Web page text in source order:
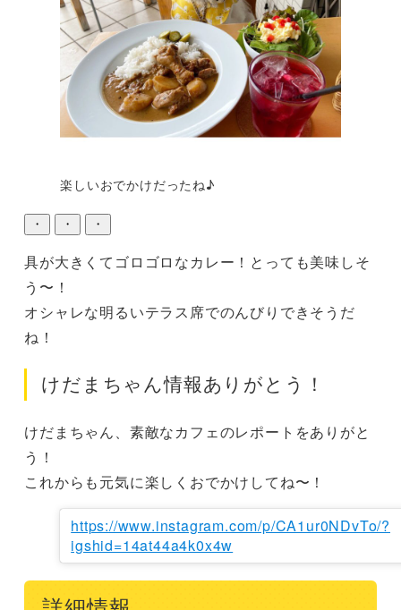
楽しいおでかけだったね♪
・ ・ ・
具が大きくてゴロゴロなカレー！とっても美味しそ
う〜！
オシャレな明るいテラス席でのんびりできそうだ
ね！
けだまちゃん情報ありがとう！
けだまちゃん、素敵なカフェのレポートをありがと
う！
これからも元気に楽しくおでかけしてね〜！
https://www.instagram.com/p/CA1ur0NDvTo/?
igshid=14at44a4k0x4w